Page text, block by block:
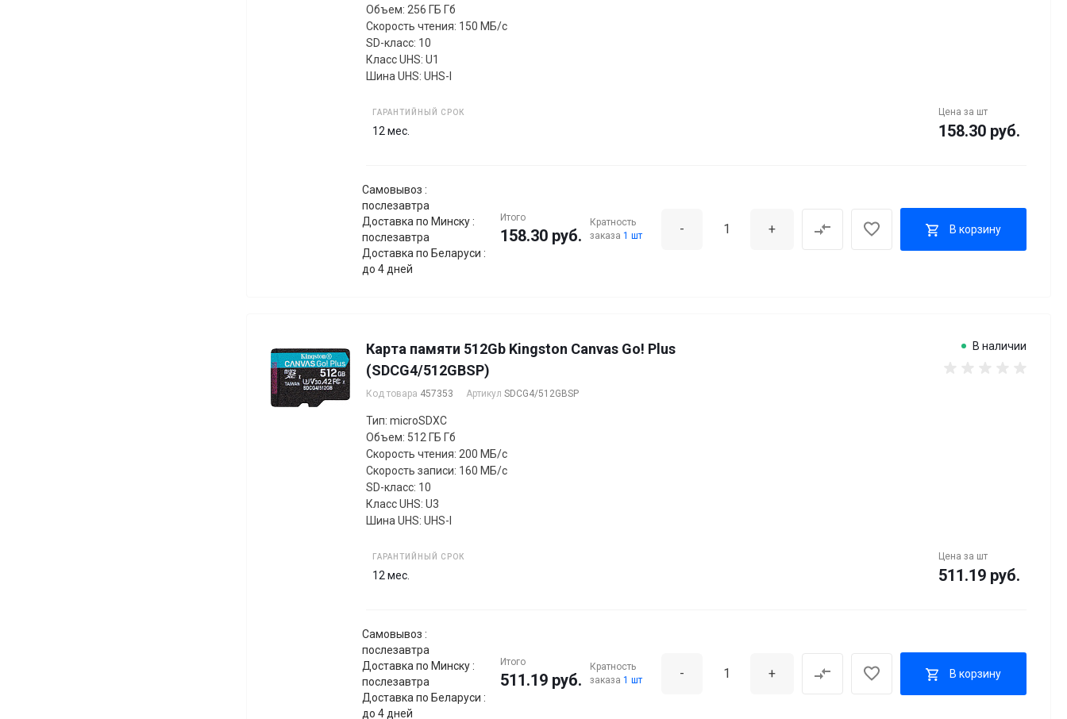
Объем: 256 ГБ Гб
Скорость чтения: 150 МБ/с
SD-класс: 10
Класс UHS: U1
Шина UHS: UHS-I
ГАРАНТИЙНЫЙ СРОК
12 мес.
Цена за шт
158.30 руб.
Самовывоз :
послезавтра
Доставка по Минску :
послезавтра
Доставка по Беларуси :
до 4 дней
Итого
158.30 руб.
Кратность
заказа 1 шт - + В корзину
Карта памяти 512Gb Kingston Canvas Go! Plus
(SDCG4/512GBSP)
Код товара 457353 Артикул SDCG4/512GBSP
В наличии
Тип: microSDXC
Объем: 512 ГБ Гб
Скорость чтения: 200 МБ/с
Скорость записи: 160 МБ/с
SD-класс: 10
Класс UHS: U3
Шина UHS: UHS-I
ГАРАНТИЙНЫЙ СРОК
12 мес.
Цена за шт
511.19 руб.
Самовывоз :
послезавтра
Доставка по Минску :
послезавтра
Доставка по Беларуси :
до 4 дней
Итого
511.19 руб.
Кратность
заказа 1 шт - + В корзину